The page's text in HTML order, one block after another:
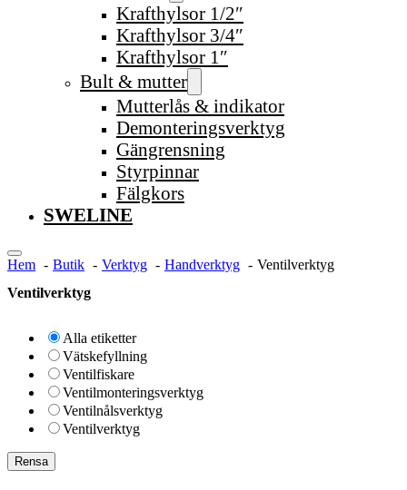
Krafthylsor 1/2″
Krafthylsor 3/4″
Krafthylsor 1″
Bult & mutter
Mutterlås & indikator
Demonteringsverktyg
Gängrensning
Styrpinnar
Fälgkors
SWELINE
Hem Butik Verktyg Handverktyg
Ventilverktyg
Ventilverktyg
Alla etiketter
Vätskefyllning
Ventilfiskare
Ventilmonteringsverktyg
Ventilnålsverktyg
Ventilverktyg
Rensa